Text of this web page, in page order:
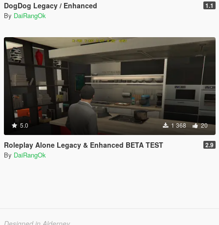
DogDog Legacy / Enhanced 1.1
By DaiRangOk
5.0 1 368 20
Roleplay Alone Legacy & Enhanced BETA TEST 2.9
By DaiRangOk